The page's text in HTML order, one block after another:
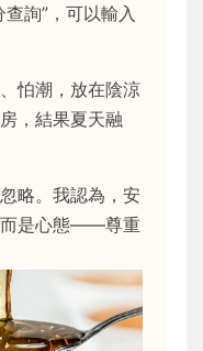
詢”，可以輸入
怕潮，放在陰涼
，結果夏天融
略。我認為，安
而是心態——尊重